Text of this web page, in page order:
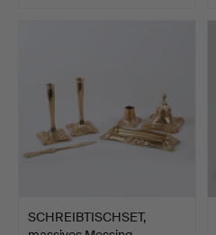
SCHREIBTISCHSET,